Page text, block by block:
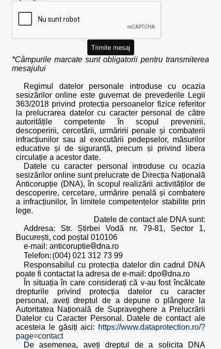
*Câmpurile marcate sunt obligatorii pentru transmiterea
mesajului
Regimul datelor personale introduse cu ocazia
sesizărilor online este guvernat de prevederile Legii
363/2018 privind protecția persoanelor fizice referitor
la prelucrarea datelor cu caracter personal de către
autoritățile competente în scopul prevenirii,
descoperirii, cercetării, urmăririi penale și combaterii
infracțiunilor sau al executării pedepselor, măsurilor
educative și de siguranță, precum și privind libera
circulație a acestor date.
Datele cu caracter personal introduse cu ocazia
sesizărilor online sunt prelucrate de Direcția Națională
Anticorupție (DNA), în scopul realizării activităților de
descoperire, cercetare, urmărire penală și combatere
a infracțiunilor, în limitele competențelor stabilite prin
lege.
Datele de contact ale DNA sunt:
Addresa: Str. Știrbei Vodă nr. 79-81, Sector 1,
București, cod poștal 010106
e-mail: anticoruptie
dna.ro
Telefon:
Responsabilul cu protecția datelor din cadrul DNA
poate fi contactat la adresa de e-mail: dpo
dna.ro
În situația în care considerați că v-au fost încălcate
drepturile privind protecția datelor cu caracter
personal, aveți dreptul de a depune o plângere la
Autoritatea Națională de Supraveghere a Prelucrării
Datelor cu Caracter Personal. Datele de contact ale
acesteia le găsiți aici: https://www.dataprotection.ro/?
page=contact
De asemenea, aveți dreptul de a solicita DNA